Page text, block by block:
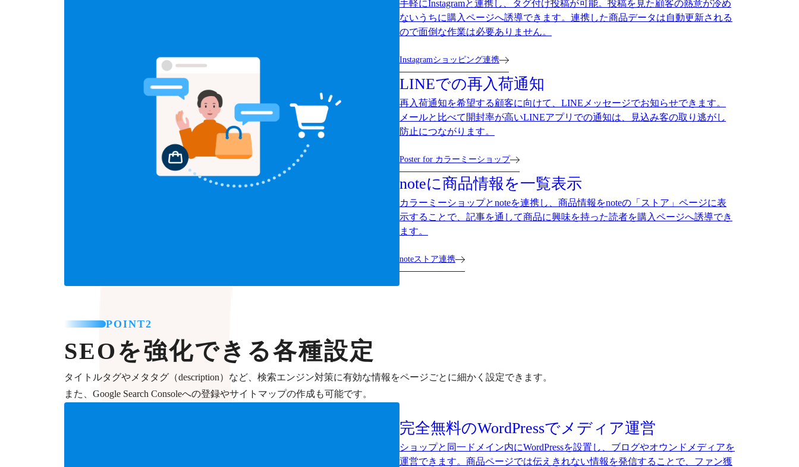
手軽にInstagramと連携し、タグ付け投稿が可能。投稿を見た顧客の熱意が冷め
ないうちに購入ページへ誘導できます。連携した商品データは自動更新される
ので面倒な作業は必要ありません。
Instagramショッピング連携
LINEでの再入荷通知
再入荷通知を希望する顧客に向けて、LINEメッセージでお知らせできます。
メールと比べて開封率が高いLINEアプリでの通知は、見込み客の取り逃がし
防止につながります。
Poster for カラーミーショップ
noteに商品情報を一覧表示
カラーミーショップとnoteを連携し、商品情報をnoteの「ストア」ページに表
示することで、記事を通して商品に興味を持った読者を購入ページへ誘導でき
ます。
noteストア連携
POINT2
SEOを強化できる各種設定
タイトルタグやメタタグ（description）など、検索エンジン対策に有効な情報をページごとに細かく設定できます。
また、Google Search Consoleへの登録やサイトマップの作成も可能です。
完全無料のWordPressでメディア運営
ショップと同一ドメイン内にWordPressを設置し、ブログやオウンドメディアを
運営できます。商品ページでは伝えきれない情報を発信することで、ファン獲